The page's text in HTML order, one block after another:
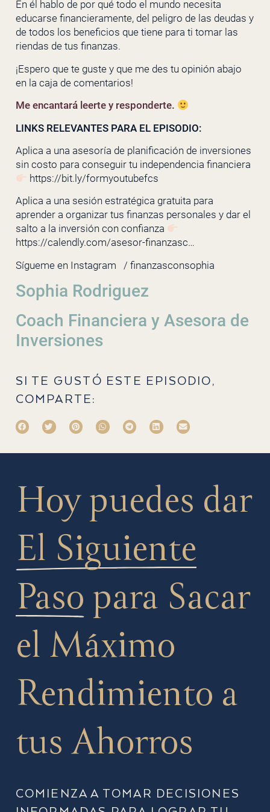
En él hablo de por qué todo el mundo necesita
educarse financieramente, del peligro de las deudas y
de todos los beneficios que tiene para ti tomar las
riendas de tus finanzas.
¡Espero que te guste y que me des tu opinión abajo
en la caja de comentarios!
Me encantará leerte y responderte.
LINKS RELEVANTES PARA EL EPISODIO:
Aplica a una asesoría de planificación de inversiones
sin costo para conseguir tu independencia financiera
https://bit.ly/formyoutubefcs
Aplica a una sesión estratégica gratuita para
aprender a organizar tus finanzas personales y dar el
salto a la inversión con confianza
https://calendly.com/asesor-finanzasc…
Sígueme en Instagram
/ finanzasconsophia
Sophia Rodriguez
Coach Financiera y Asesora de
Inversiones
SI TE GUSTÓ ESTE EPISODIO,
COMPARTE:
Hoy puedes dar
El Siguiente
Paso para Sacar
el Máximo
Rendimiento a
tus Ahorros
COMIENZA A TOMAR DECISIONES